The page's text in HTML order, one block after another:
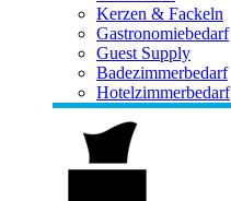
Kerzen & Fackeln
Gastronomiebedarf
Guest Supply
Badezimmerbedarf
Hotelzimmerbedarf